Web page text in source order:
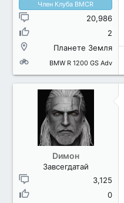
Член Клуба BMCR
20,986
2
Планете Земля
BMW R 1200 GS Adv
Dимон
Завсегдатай
3,125
0